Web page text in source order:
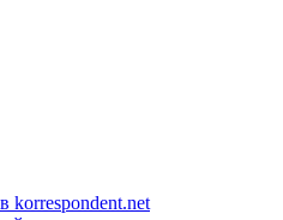
korrespondent.net